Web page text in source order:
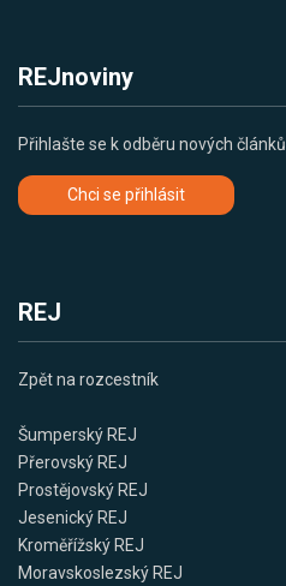
REJnoviny
Přihlašte se k odběru nových článků
Chci se přihlásit
REJ
Zpět na rozcestník
Šumperský REJ
Přerovský REJ
Prostějovský REJ
Jesenický REJ
Kroměřížský REJ
Moravskoslezský REJ